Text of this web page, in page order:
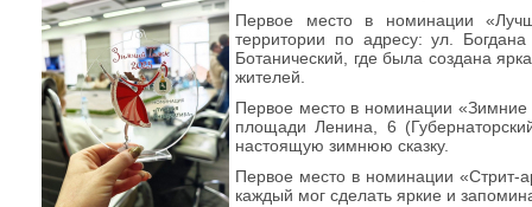
Первое место в номинации
территории по адресу: ул.
Ботанический, где была создана
жителей.
Первое место в номинации
площади Ленина, 6
настоящую зимнюю сказку.
Первое место в номинации «Стрит-
каждый мог сделать яркие и